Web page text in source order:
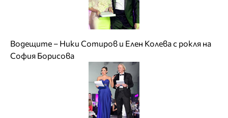
Водещите – Ники Сотиров и Елен Колева с рокля на
София Борисова